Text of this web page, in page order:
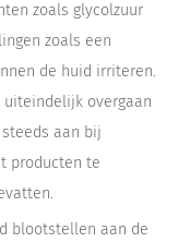
zoals glycolzuur
zoals een
de huid irriteren.
uiteindelijk overgaan
aan bij
producten te
blootstellen aan de